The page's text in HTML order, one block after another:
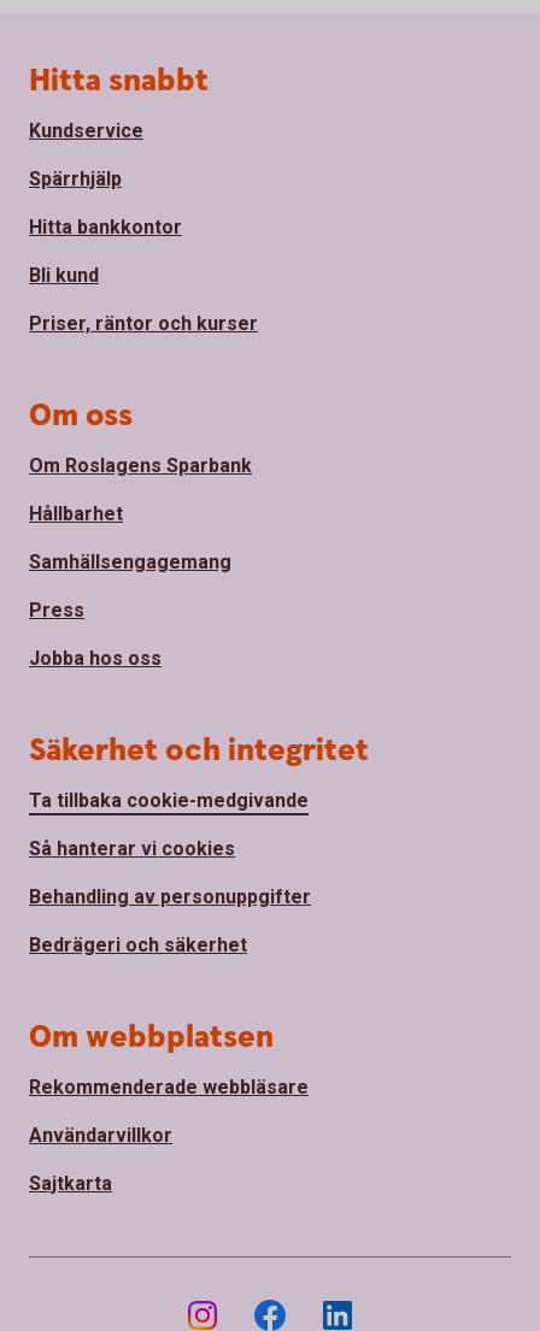
Sidfot
Hitta snabbt
Kundservice
Spärrhjälp
Hitta bankkontor
Bli kund
Priser, räntor och kurser
Om oss
Om Roslagens Sparbank
Hållbarhet
Samhällsengagemang
Press
Jobba hos oss
Säkerhet och integritet
Ta tillbaka cookie-medgivande
Så hanterar vi cookies
Behandling av personuppgifter
Bedrägeri och säkerhet
Om webbplatsen
Rekommenderade webbläsare
Användarvillkor
Sajtkarta